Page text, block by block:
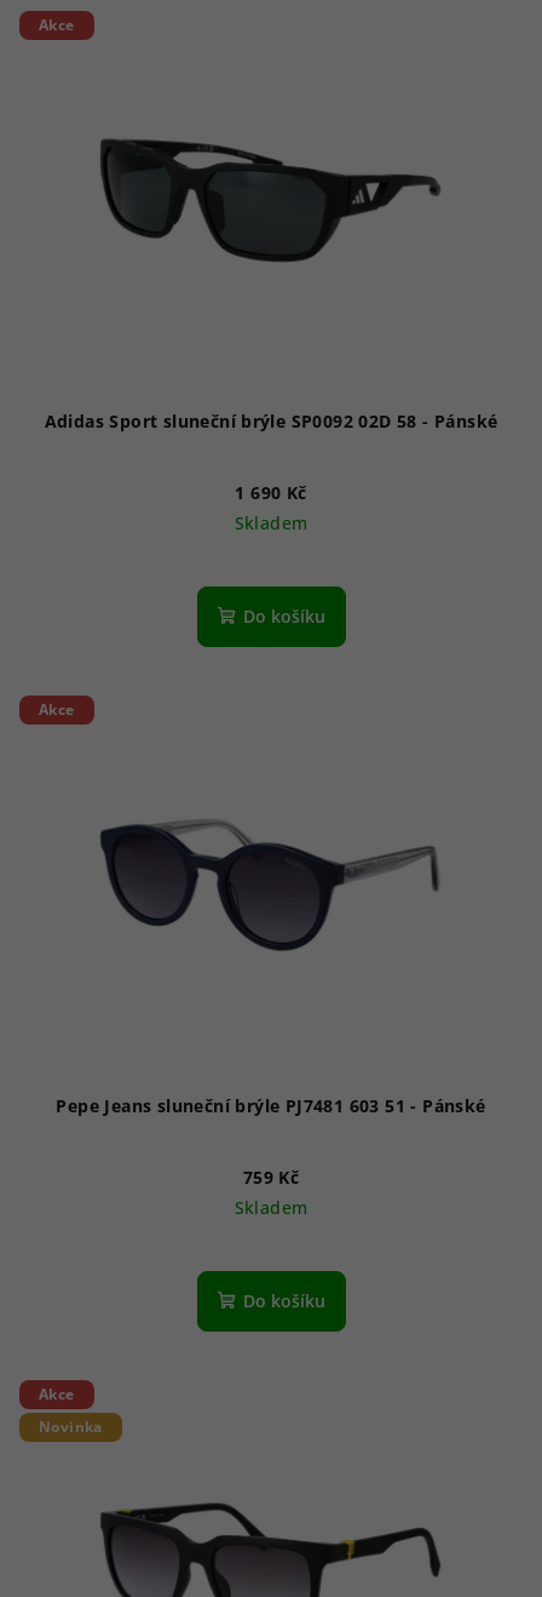
Akce
Adidas Sport sluneční brýle SP0092 02D 58 - Pánské
1 690 Kč
Skladem
Do košíku
Akce
Pepe Jeans sluneční brýle PJ7481 603 51 - Pánské
759 Kč
Skladem
Do košíku
Akce
Novinka